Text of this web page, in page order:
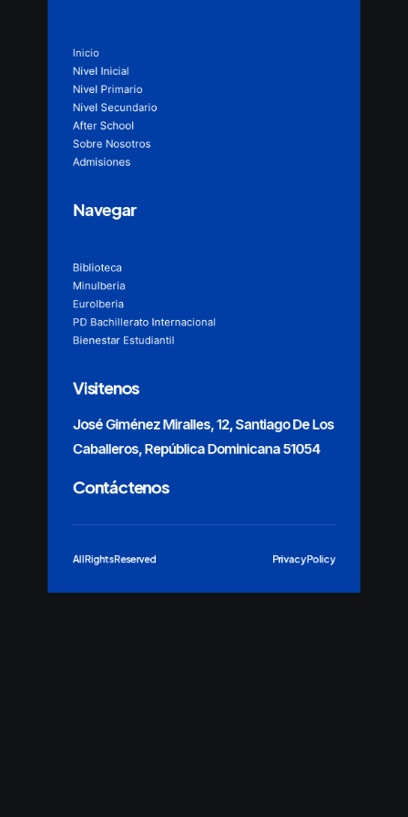
Inicio
Nivel Inicial
Nivel Primario
Nivel Secundario
After School
Sobre Nosotros
Admisiones
Navegar
Biblioteca
MinuIberia
EuroIberia
PD Bachillerato Internacional
Bienestar Estudiantil
Visitenos
José Giménez Miralles, 12, Santiago De Los
Caballeros, República Dominicana 51054
Contáctenos
All Rights Reserved Privacy Policy